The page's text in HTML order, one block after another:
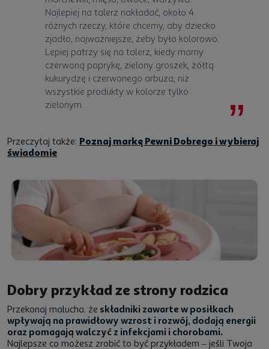
Najlepiej na talerz nakładać, około 4
różnych rzeczy, które chcemy, aby dziecko
zjadło, najważniejsze, żeby było kolorowo.
Lepiej patrzy się na talerz, kiedy mamy
czerwoną paprykę, zielony groszek, żółtą
kukurydzę i czerwonego arbuza, niż
wszystkie produkty w kolorze tylko
zielonym.
Przeczytaj także: Poznaj markę Pewni Dobrego i wybieraj
świadomie
Dobry przykład ze strony rodzica
Przekonaj malucha, że składniki zawarte w posiłkach
wpływają na prawidłowy wzrost i rozwój, dodają energii
oraz pomagają walczyć z infekcjami i chorobami.
Najlepsze co możesz zrobić to być przykładem – jeśli Twoja